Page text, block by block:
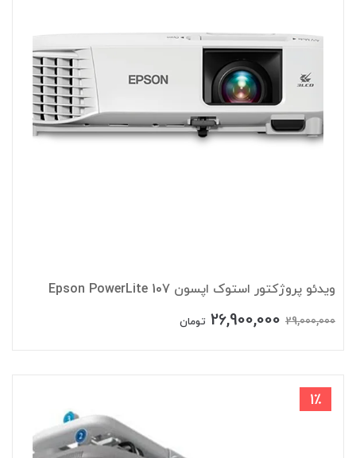
ویدئو پروژکتور استوک اپسون Epson PowerLite 107
29,000,000
26,900,000 تومان
1٪